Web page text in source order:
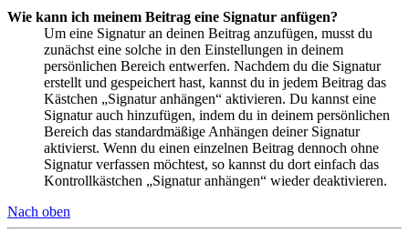
Wie kann ich meinem Beitrag eine Signatur anfügen?
Um eine Signatur an deinen Beitrag anzufügen, musst du
zunächst eine solche in den Einstellungen in deinem
persönlichen Bereich entwerfen. Nachdem du die Signatur
erstellt und gespeichert hast, kannst du in jedem Beitrag das
Kästchen „Signatur anhängen“ aktivieren. Du kannst eine
Signatur auch hinzufügen, indem du in deinem persönlichen
Bereich das standardmäßige Anhängen deiner Signatur
aktivierst. Wenn du einen einzelnen Beitrag dennoch ohne
Signatur verfassen möchtest, so kannst du dort einfach das
Kontrollkästchen „Signatur anhängen“ wieder deaktivieren.
Nach oben